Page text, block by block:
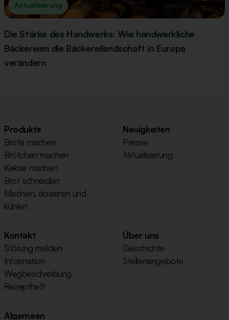
Aktualisierung
Die Stärke des Handwerks: Wie handwerkliche
Bäckereien die Bäckereilandschaft in Europa
verändern
Produkte
Brote machen
Brötchen machen
Kekse machen
Brot schneiden
Mischen, dosieren und
kühlen
Neuigkeiten
Presse
Aktualisierung
Kontakt
Störung melden
Information
Wegbeschreibung
Rezeptheft
Über uns
Geschichte
Stellenangebote
Algemeen